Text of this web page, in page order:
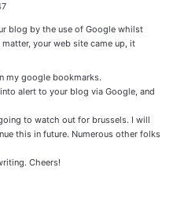
blog by the use of Google whilst
your web site came up, it
my google bookmarks.
alert to your blog via Google, and
to watch out for brussels. I will
this in future. Numerous other folks
Cheers!